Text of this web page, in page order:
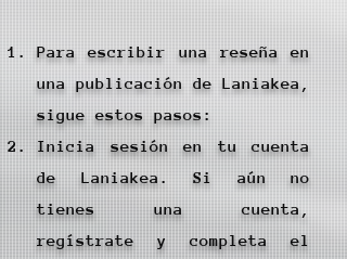
Para escribir una reseña en
una publicación de Laniakea,
sigue estos pasos:
Inicia sesión en tu cuenta
de Laniakea. Si aún no
tienes una cuenta,
regístrate y completa el